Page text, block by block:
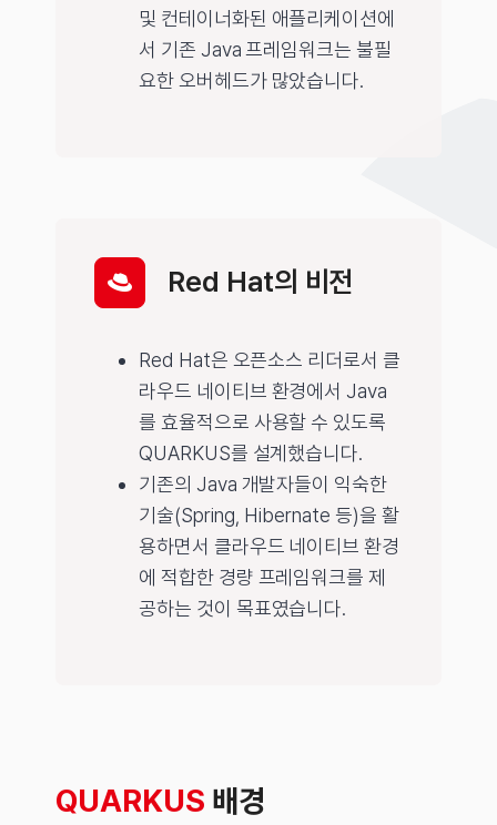
및 컨테이너화된 애플리케이션에
서 기존 Java 프레임워크는 불필
요한 오버헤드가 많았습니다.
Red Hat의 비전
Red Hat은 오픈소스 리더로서 클
라우드 네이티브 환경에서 Java
를 효율적으로 사용할 수 있도록
QUARKUS를 설계했습니다.
기존의 Java 개발자들이 익숙한
기술(Spring, Hibernate 등)을 활
용하면서 클라우드 네이티브 환경
에 적합한 경량 프레임워크를 제
공하는 것이 목표였습니다.
QUARKUS 배경